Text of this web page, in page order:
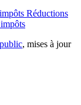
Réductions
, mises à jour